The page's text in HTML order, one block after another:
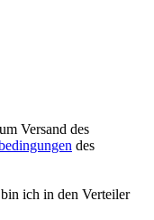
Versand des
des
ich in den Verteiler